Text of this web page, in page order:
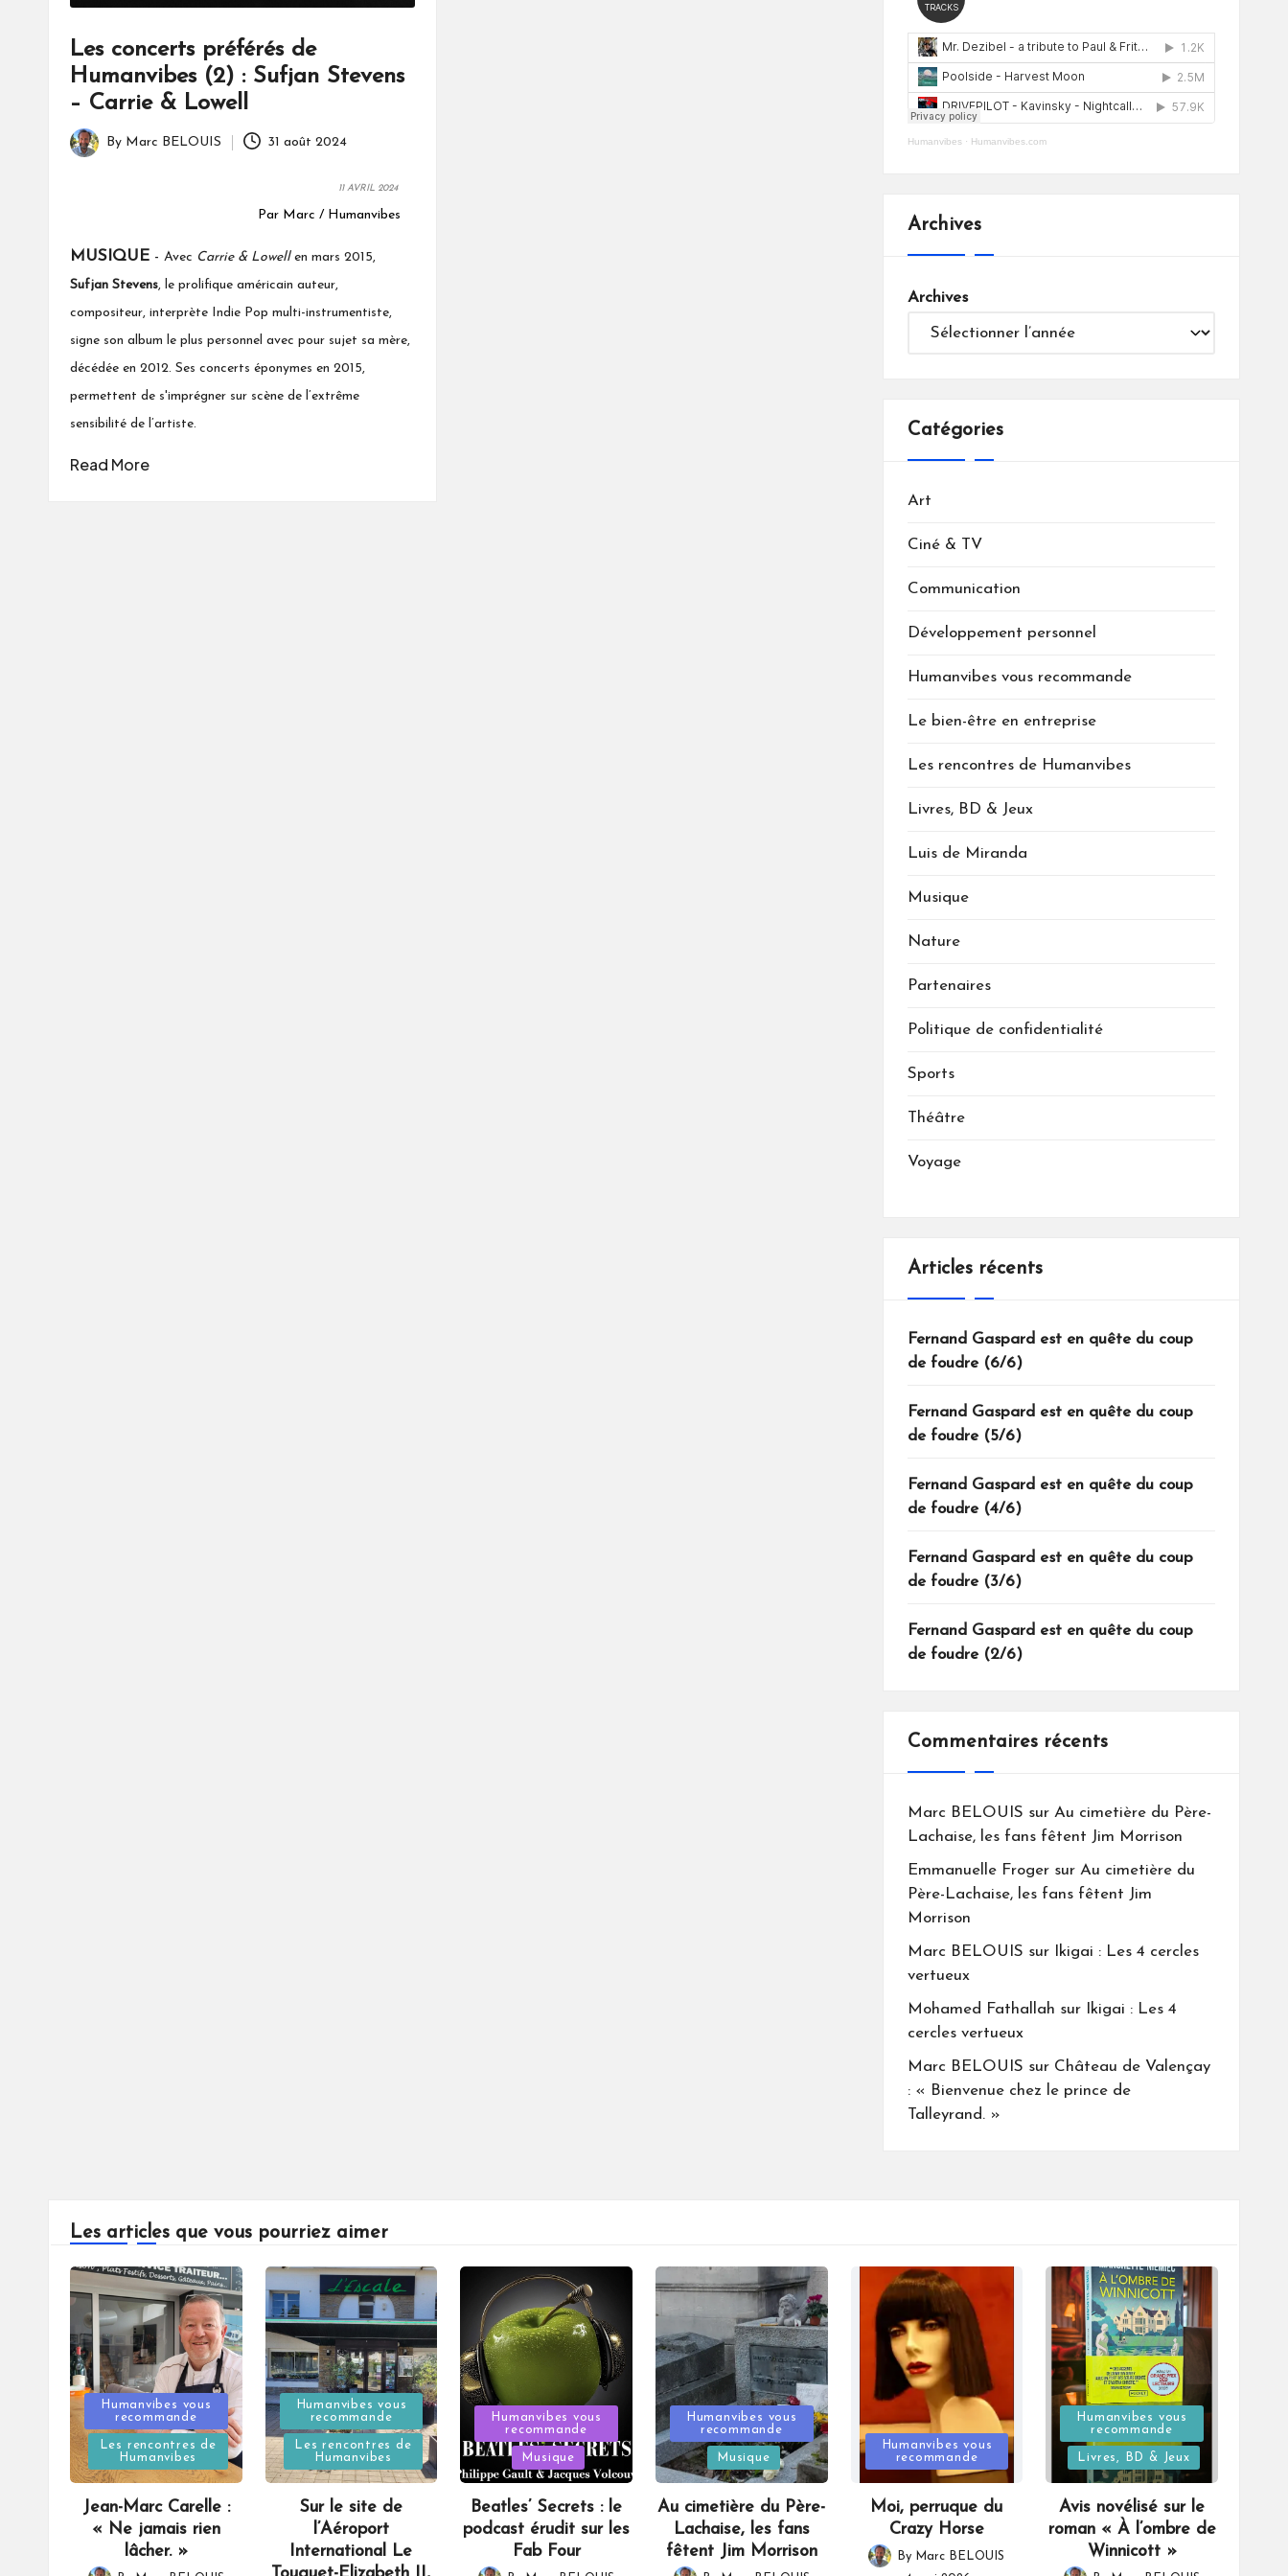
Les concerts préférés de
Humanvibes (2) : Sufjan Stevens
– Carrie & Lowell
Posted
By Marc BELOUIS 31 août 2024
11 AVRIL 2024
Par Marc / Humanvibes
MUSIQUE - Avec Carrie & Lowellen mars 2015,
Sufjan Stevens, le prolifique américain auteur,
compositeur, interprète Indie Pop multi-instrumentiste,
signe son album le plus personnel avec pour sujet sa mère,
décédée en 2012. Ses concerts éponymes en 2015,
permettent de s'imprégner sur scène de l’extrême
sensibilité de l’artiste.
Read More
Humanvibes· Humanvibes.com
Archives
Archives
Catégories
Art
Ciné & TV
Communication
Développement personnel
Humanvibes vous recommande
Le bien-être en entreprise
Les rencontres de Humanvibes
Livres, BD & Jeux
Luis de Miranda
Musique
Nature
Partenaires
Politique de confidentialité
Sports
Théâtre
Voyage
Articles récents
Fernand Gaspard est en quête du coup
de foudre (6/6)
Fernand Gaspard est en quête du coup
de foudre (5/6)
Fernand Gaspard est en quête du coup
de foudre (4/6)
Fernand Gaspard est en quête du coup
de foudre (3/6)
Fernand Gaspard est en quête du coup
de foudre (2/6)
Commentaires récents
Marc BELOUIS sur Au cimetière du Père-
Lachaise, les fans fêtent Jim Morrison
Emmanuelle Frogersur Au cimetière du
Père-Lachaise, les fans fêtent Jim
Morrison
Marc BELOUIS sur
Ikigai : Les 4 cercles
vertueux
Mohamed Fathallah sur
Ikigai : Les 4
cercles vertueux
Marc BELOUIS sur Château de Valençay
: « Bienvenue chez le prince de
Talleyrand. »
Les articles que vous pourriez aimer
Posted
in
Humanvibes vous
recommande
Les rencontres de
Humanvibes
Jean-Marc Carelle :
« Ne jamais rien
lâcher. »
Posted
in
Humanvibes vous
recommande
Les rencontres de
Humanvibes
Sur le site de
l’Aéroport
International Le
Posted
in
Humanvibes vous
recommande
Musique
Beatles’ Secrets : le
podcast érudit sur les
Fab Four
Posted
in
Humanvibes vous
recommande
Musique
Au cimetière du Père-
Lachaise, les fans
fêtent Jim Morrison
Posted
in
Humanvibes vous
recommande
Moi, perruque du
Crazy Horse
Posted
By Marc BELOUIS
Posted
in
Humanvibes vous
recommande
Livres, BD & Jeux
Avis novélisé sur le
roman « À l’ombre de
Winnicott »